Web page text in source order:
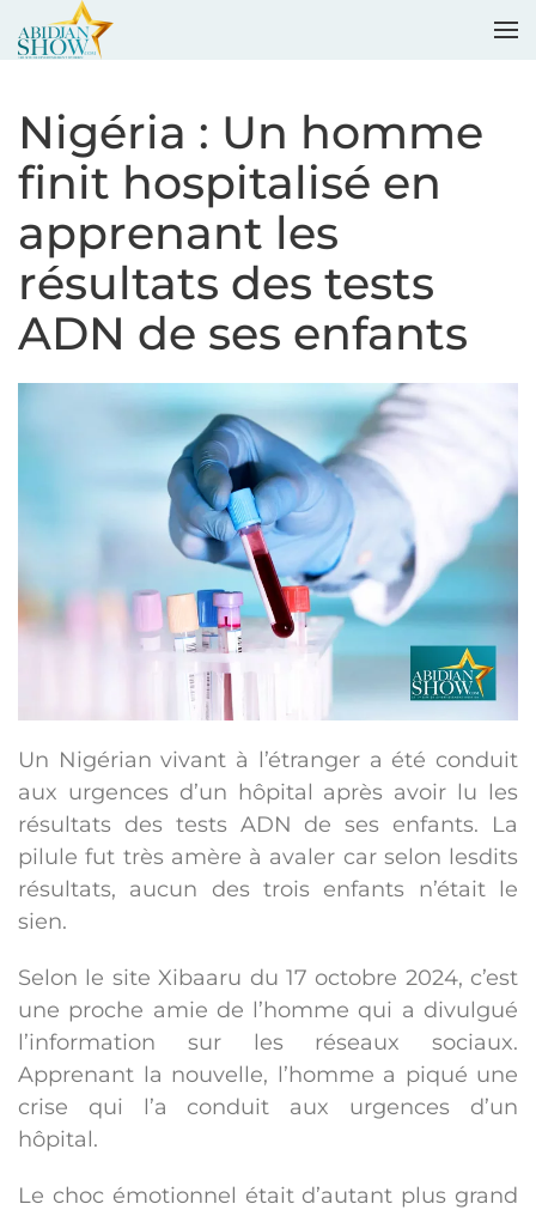
Nigéria : Un homme
finit hospitalisé en
apprenant les
résultats des tests
ADN de ses enfants
Un Nigérian vivant à l’étranger a été conduit
aux urgences d’un hôpital après avoir lu les
résultats des tests ADN de ses enfants. La
pilule fut très amère à avaler car selon lesdits
résultats, aucun des trois enfants n’était le
sien.
Selon le site Xibaaru du 17 octobre 2024, c’est
une proche amie de l’homme qui a divulgué
l’information sur les réseaux sociaux.
Apprenant la nouvelle, l’homme a piqué une
crise qui l’a conduit aux urgences d’un
hôpital.
Le choc émotionnel était d’autant plus grand